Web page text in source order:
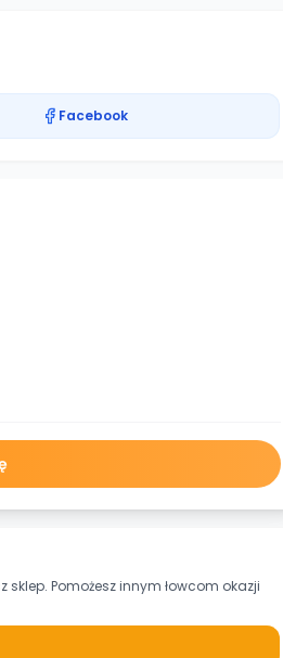
Facebook
sklep. Pomożesz innym łowcom okazji